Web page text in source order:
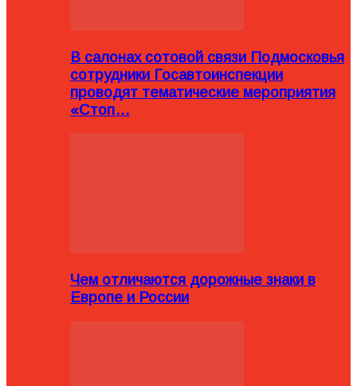
В салонах сотовой связи Подмосковья
сотрудники Госавтоинспекции
проводят тематические мероприятия
«Стоп…
Чем отличаются дорожные знаки в
Европе и России